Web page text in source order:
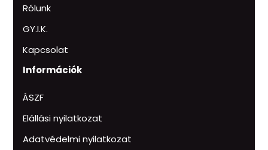
Rólunk
GY.I.K.
Kapcsolat
Információk
ÁSZF
Elállási nyilatkozat
Adatvédelmi nyilatkozat